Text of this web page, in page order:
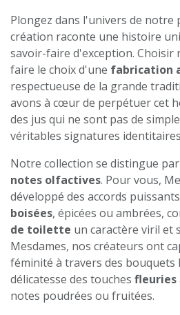
Plongez dans l'univers de notre
création raconte une histoire
savoir-faire d'exception. Choisir
faire le choix d'une fabrication
respectueuse de la grande
avons à cœur de perpétuer cet
des jus qui ne sont pas de
véritables signatures
Notre collection se distingue
notes olfactives. Pour vous,
développé des accords
boisées, épicées ou ambrées,
de toilette un caractère viril et
Mesdames, nos créateurs ont
féminité à travers des bouquets
délicatesse des touches fleuries
notes poudrées ou fruitées.